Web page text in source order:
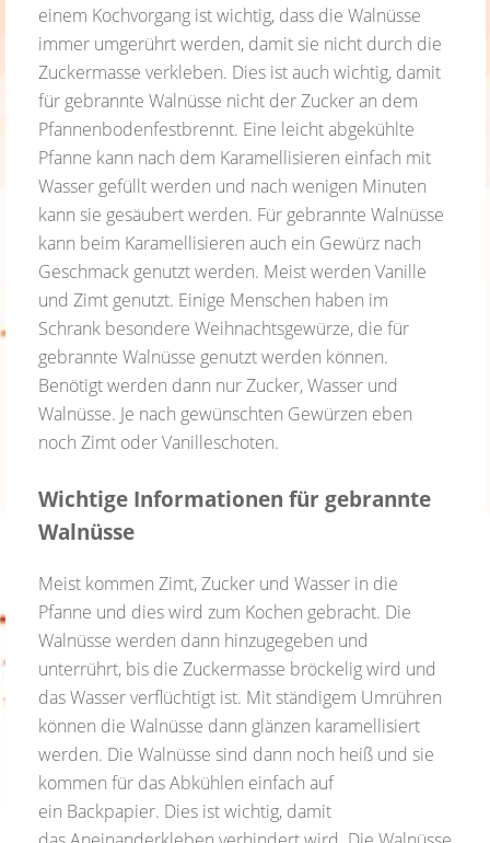
einem Kochvorgang ist wichtig, dass die Walnüsse
immer umgerührt werden, damit sie nicht durch die
Zuckermasse verkleben. Dies ist auch wichtig, damit
für gebrannte Walnüsse nicht der Zucker an dem
Pfannenbodenfestbrennt. Eine leicht abgekühlte
Pfanne kann nach dem Karamellisieren einfach mit
Wasser gefüllt werden und nach wenigen Minuten
kann sie gesäubert werden. Für gebrannte Walnüsse
kann beim Karamellisieren auch ein Gewürz nach
Geschmack genutzt werden. Meist werden Vanille
und Zimt genutzt. Einige Menschen haben im
Schrank besondere Weihnachtsgewürze, die für
gebrannte Walnüsse genutzt werden können.
Benötigt werden dann nur Zucker, Wasser und
Walnüsse. Je nach gewünschten Gewürzen eben
noch Zimt oder Vanilleschoten.
Wichtige Informationen für gebrannte
Walnüsse
Meist kommen Zimt, Zucker und Wasser in die
Pfanne und dies wird zum Kochen gebracht. Die
Walnüsse werden dann hinzugegeben und
unterrührt, bis die Zuckermasse bröckelig wird und
das Wasser verflüchtigt ist. Mit ständigem Umrühren
können die Walnüsse dann glänzen karamellisiert
werden. Die Walnüsse sind dann noch heiß und sie
kommen für das Abkühlen einfach auf
ein Backpapier. Dies ist wichtig, damit